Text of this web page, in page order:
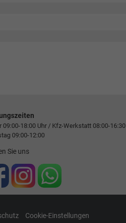
09:00-18:00 Uhr / Kfz-Werkstatt 08:00-16:30
09:00-12:00
Sie uns
Cookie-Einstellungen